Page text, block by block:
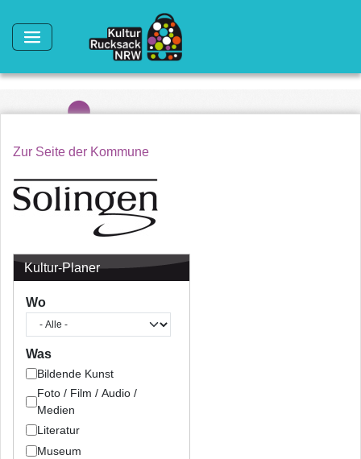
Zur Seite der Kommune
Kultur-Planer
Wo
Was
Bildende Kunst
Foto / Film / Audio /
Medien
Literatur
Museum